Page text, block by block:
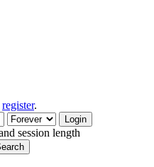
register.
session length